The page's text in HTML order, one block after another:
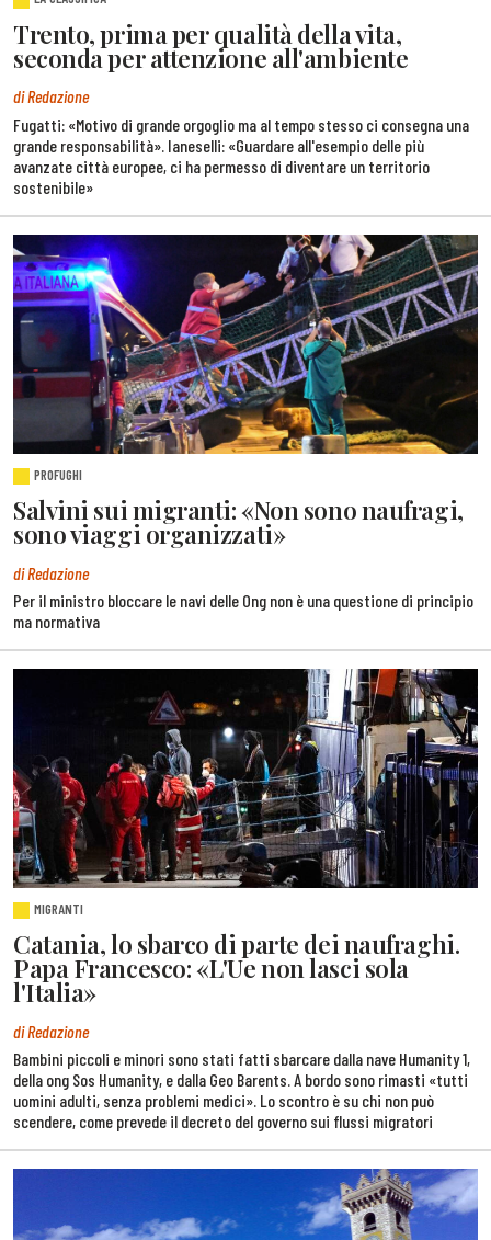
Trento, prima per qualità della vita,
seconda per attenzione all'ambiente
di Redazione
Fugatti: «Motivo di grande orgoglio ma al tempo stesso ci consegna una
grande responsabilità». Ianeselli: «Guardare all'esempio delle più
avanzate città europee, ci ha permesso di diventare un territorio
sostenibile»
PROFUGHI
Salvini sui migranti: «Non sono naufragi,
sono viaggi organizzati»
di Redazione
Per il ministro bloccare le navi delle Ong non è una questione di principio
ma normativa
MIGRANTI
Catania, lo sbarco di parte dei naufraghi.
Papa Francesco: «L'Ue non lasci sola
l'Italia»
di Redazione
Bambini piccoli e minori sono stati fatti sbarcare dalla nave Humanity 1,
della ong Sos Humanity, e dalla Geo Barents. A bordo sono rimasti «tutti
uomini adulti, senza problemi medici». Lo scontro è su chi non può
scendere, come prevede il decreto del governo sui flussi migratori